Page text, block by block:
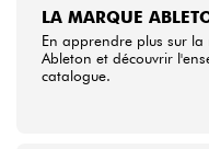
HiFi
LA MARQUE
En apprendre plus sur la
Ableton et découvrir
catalogue.